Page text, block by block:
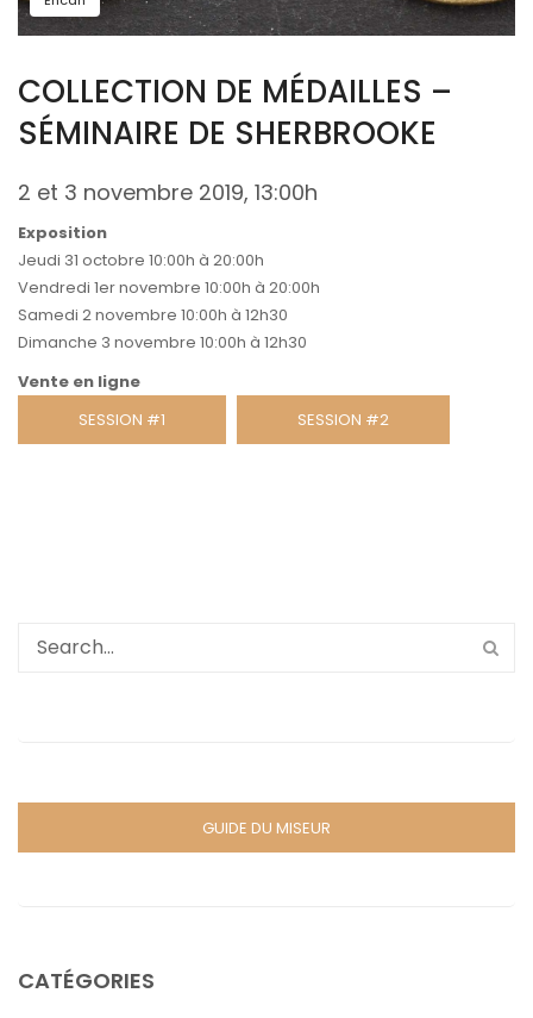
COLLECTION DE MÉDAILLES –
SÉMINAIRE DE SHERBROOKE
2 et 3 novembre 2019, 13:00h
Exposition
Jeudi 31 octobre 10:00h à 20:00h
Vendredi 1er novembre 10:00h à 20:00h
Samedi 2 novembre 10:00h à 12h30
Dimanche 3 novembre 10:00h à 12h30
Vente en ligne
SESSION #1
SESSION #2
GUIDE DU MISEUR
CATÉGORIES